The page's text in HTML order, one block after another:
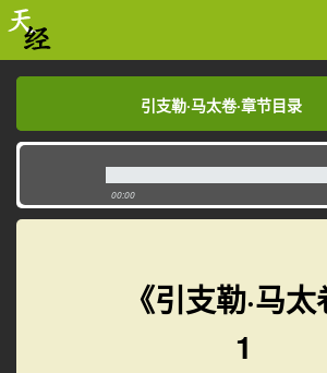
引支勒·马太卷·章节目录
引支勒·马太卷·章节目录
00:00
《引支勒·马太
1